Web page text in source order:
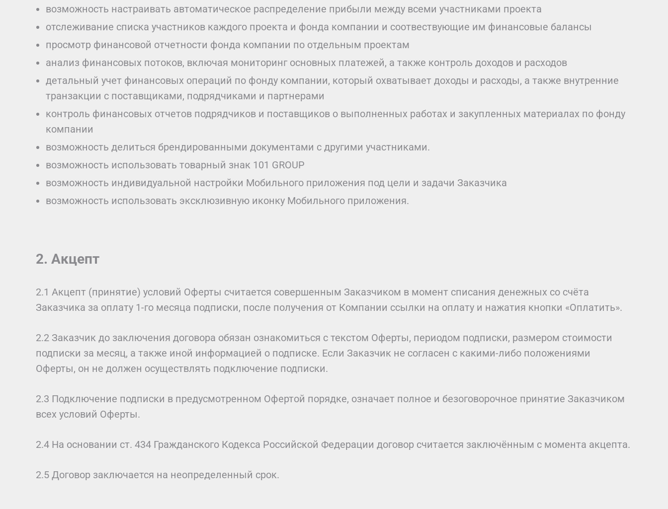
возможность настраивать автоматическое распределение прибыли между всеми участниками проекта
отслеживание списка участников каждого проекта и фонда компании и соотвествующие им финансовые балансы
просмотр финансовой отчетности фонда компании по отдельным проектам
анализ финансовых потоков, включая мониторинг основных платежей, а также контроль доходов и расходов
детальный учет финансовых операций по фонду компании, который охватывает доходы и расходы, а также внутренние
транзакции с поставщиками, подрядчиками и партнерами
контроль финансовых отчетов подрядчиков и поставщиков о выполненных работах и закупленных материалах по фонду
компании
возможность делиться брендированными документами с другими участниками.
возможность использовать товарный знак 101 GROUP
возможность индивидуальной настройки Мобильного приложения под цели и задачи Заказчика
возможность использовать эксклюзивную иконку Мобильного приложения.
2. Акцепт
2.1 Акцепт (принятие) условий Оферты считается совершенным Заказчиком в момент списания денежных со счёта
Заказчика за оплату 1-го месяца подписки, после получения от Компании ссылки на оплату и нажатия кнопки «Оплатить».
2.2 Заказчик до заключения договора обязан ознакомиться с текстом Оферты, периодом подписки, размером стоимости
подписки за месяц, а также иной информацией о подписке. Если Заказчик не согласен с какими-либо положениями
Оферты, он не должен осуществлять подключение подписки.
2.3 Подключение подписки в предусмотренном Офертой порядке, означает полное и безоговорочное принятие Заказчиком
всех условий Оферты.
2.4 На основании ст. 434 Гражданского Кодекса Российской Федерации договор считается заключённым с момента акцепта.
2.5 Договор заключается на неопределенный срок.